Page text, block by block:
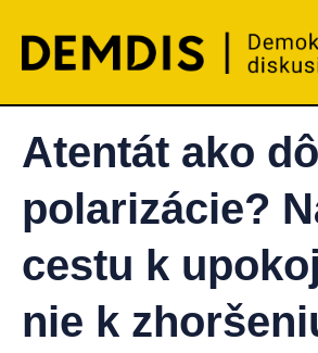
Atentát ako
polarizácie?
cestu k
nie k